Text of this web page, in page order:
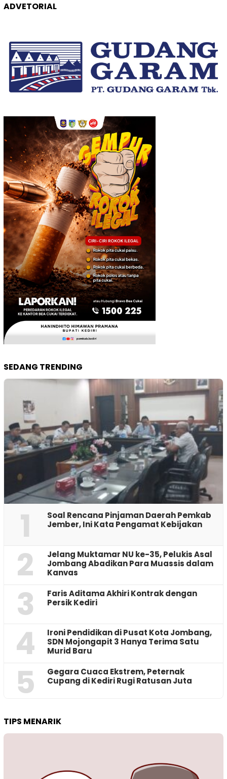
ADVETORIAL
SEDANG TRENDING
1
‎Soal Rencana Pinjaman Daerah Pemkab
Jember, Ini Kata Pengamat Kebijakan ‎
2
Jelang Muktamar NU ke-35, Pelukis Asal
Jombang Abadikan Para Muassis dalam
Kanvas
3
Faris Aditama Akhiri Kontrak dengan
Persik Kediri
4
Ironi Pendidikan di Pusat Kota Jombang,
SDN Mojongapit 3 Hanya Terima Satu
Murid Baru
5
‎Gegara Cuaca Ekstrem, Peternak
Cupang di Kediri Rugi Ratusan Juta
TIPS MENARIK